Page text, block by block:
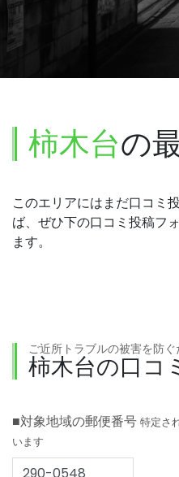
柿木台の
このエリアにはまだ口コミ
ば、ぜひ下の口コミ投稿フ
ます。
ご近所トラブルの被害を防ぐ
柿木台の口コ
■対象地域の郵便番号 特定さ
います